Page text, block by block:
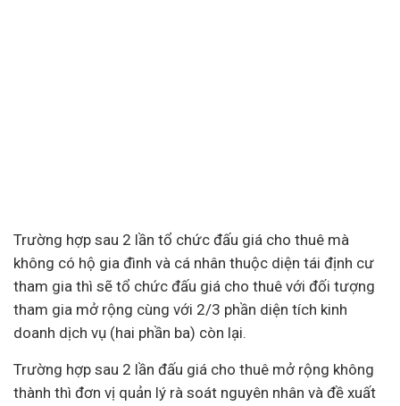
Trường hợp sau 2 lần tổ chức đấu giá cho thuê mà
không có hộ gia đình và cá nhân thuộc diện tái định cư
tham gia thì sẽ tổ chức đấu giá cho thuê với đối tượng
tham gia mở rộng cùng với 2/3 phần diện tích kinh
doanh dịch vụ (hai phần ba) còn lại.
Trường hợp sau 2 lần đấu giá cho thuê mở rộng không
thành thì đơn vị quản lý rà soát nguyên nhân và đề xuất